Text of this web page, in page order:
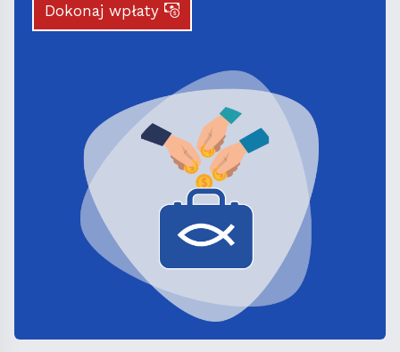
Dokonaj wpłaty